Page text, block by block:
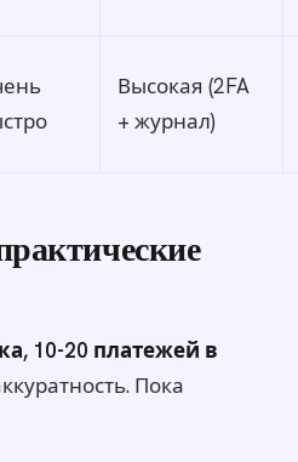
Высокая (2FA
+ журнал)
10-20 платежей в
Пока